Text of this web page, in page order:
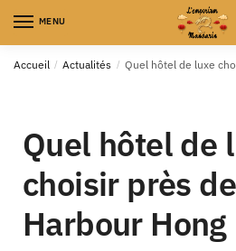
MENU
Accueil / Actualités / Quel hôtel de luxe choisir
Quel hôtel de
choisir près
Harbour Hong